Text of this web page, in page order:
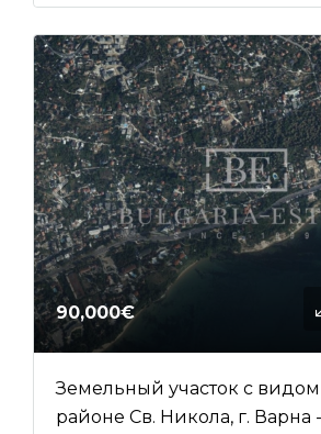
90,000€
Земельный участок с
районе Св. Никола, г. Варна